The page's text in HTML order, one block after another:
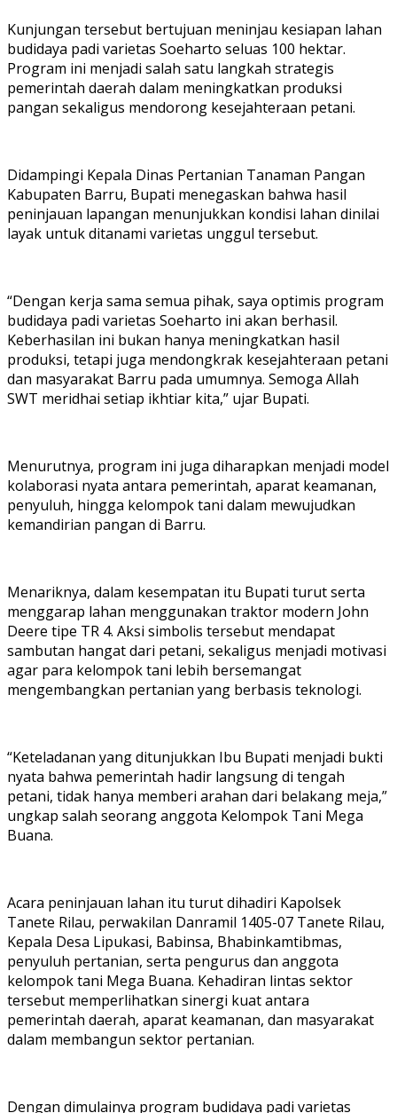
Kunjungan tersebut bertujuan meninjau kesiapan lahan
budidaya padi varietas Soeharto seluas 100 hektar.
Program ini menjadi salah satu langkah strategis
pemerintah daerah dalam meningkatkan produksi
pangan sekaligus mendorong kesejahteraan petani.
Didampingi Kepala Dinas Pertanian Tanaman Pangan
Kabupaten Barru, Bupati menegaskan bahwa hasil
peninjauan lapangan menunjukkan kondisi lahan dinilai
layak untuk ditanami varietas unggul tersebut.
“Dengan kerja sama semua pihak, saya optimis program
budidaya padi varietas Soeharto ini akan berhasil.
Keberhasilan ini bukan hanya meningkatkan hasil
produksi, tetapi juga mendongkrak kesejahteraan petani
dan masyarakat Barru pada umumnya. Semoga Allah
SWT meridhai setiap ikhtiar kita,” ujar Bupati.
Menurutnya, program ini juga diharapkan menjadi model
kolaborasi nyata antara pemerintah, aparat keamanan,
penyuluh, hingga kelompok tani dalam mewujudkan
kemandirian pangan di Barru.
Menariknya, dalam kesempatan itu Bupati turut serta
menggarap lahan menggunakan traktor modern John
Deere tipe TR 4. Aksi simbolis tersebut mendapat
sambutan hangat dari petani, sekaligus menjadi motivasi
agar para kelompok tani lebih bersemangat
mengembangkan pertanian yang berbasis teknologi.
“Keteladanan yang ditunjukkan Ibu Bupati menjadi bukti
nyata bahwa pemerintah hadir langsung di tengah
petani, tidak hanya memberi arahan dari belakang meja,”
ungkap salah seorang anggota Kelompok Tani Mega
Buana.
Acara peninjauan lahan itu turut dihadiri Kapolsek
Tanete Rilau, perwakilan Danramil 1405-07 Tanete Rilau,
Kepala Desa Lipukasi, Babinsa, Bhabinkamtibmas,
penyuluh pertanian, serta pengurus dan anggota
kelompok tani Mega Buana. Kehadiran lintas sektor
tersebut memperlihatkan sinergi kuat antara
pemerintah daerah, aparat keamanan, dan masyarakat
dalam membangun sektor pertanian.
Dengan dimulainya program budidaya padi varietas